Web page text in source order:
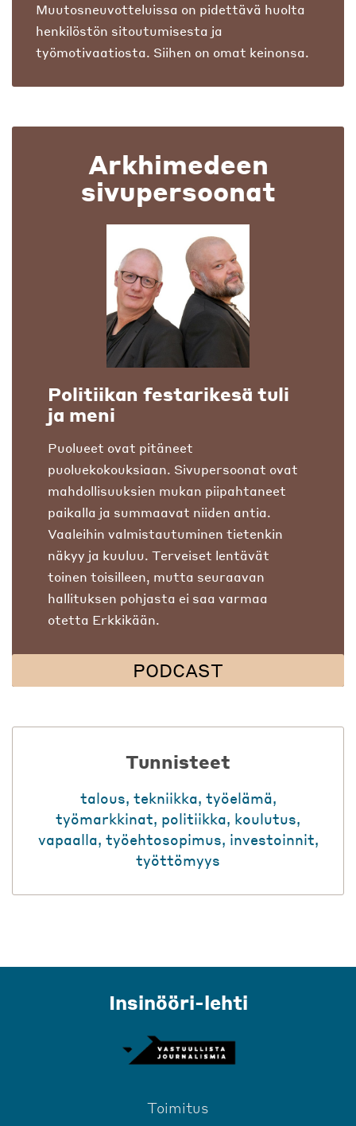
Muutosneuvotteluissa on pidettävä huolta
henkilöstön sitoutumisesta ja
työmotivaatiosta. Siihen on omat keinonsa.
Arkhimedeen
sivupersoonat
Politiikan festarikesä tuli
ja meni
Puolueet ovat pitäneet
puoluekokouksiaan. Sivupersoonat ovat
mahdollisuuksien mukan piipahtaneet
paikalla ja summaavat niiden antia.
Vaaleihin valmistautuminen tietenkin
näkyy ja kuuluu. Terveiset lentävät
toinen toisilleen, mutta seuraavan
hallituksen pohjasta ei saa varmaa
otetta Erkkikään.
PODCAST
Tunnisteet
talous, tekniikka, työelämä,
työmarkkinat, politiikka, koulutus,
vapaalla, työehtosopimus, investoinnit,
työttömyys
Insinööri-lehti
Toimitus